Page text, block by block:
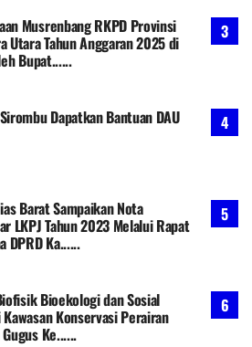
Musrenbang RKPD Provinsi
Utara Tahun Anggaran 2025 di
Bupat......
Dapatkan Bantuan DAU
Barat Sampaikan Nota
LKPJ Tahun 2023 Melalui Rapat
DPRD Ka......
Bioekologi dan Sosial
Konservasi Perairan
Ke......